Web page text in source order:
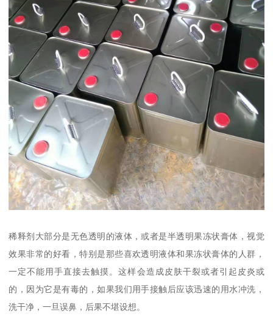
稀释剂大部分是无色透明的液体，或者是半透明果冻状膏体，视觉
效果非常的好看，特别是那些喜欢透明液体和果冻状膏体的人群，
一定不能用手直接去触摸。这样会造成皮肤干裂或者引起皮炎或
的，因为它是有毒的，如果我们用手接触后应该迅速的用水冲洗，
洗干净，一旦误鼻，后果不堪设想。